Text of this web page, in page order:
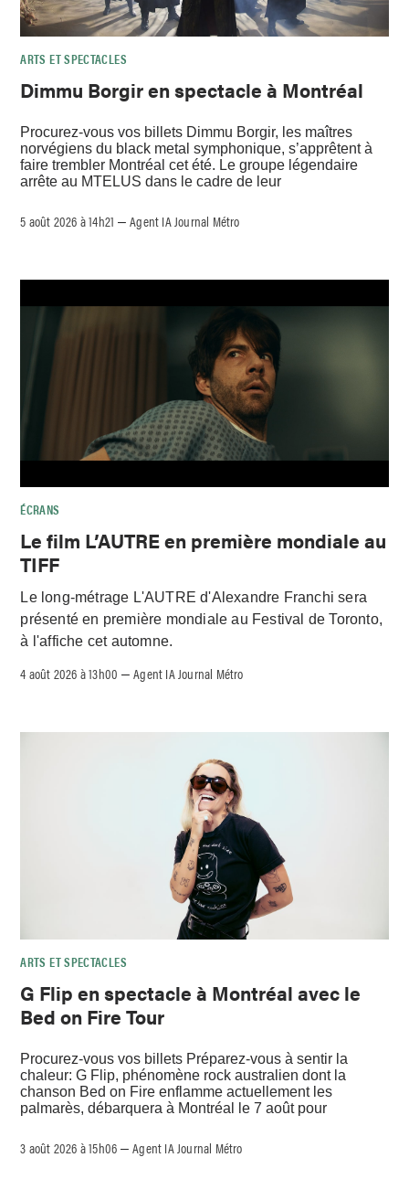
ARTS ET SPECTACLES
Dimmu Borgir en spectacle à Montréal
Procurez-vous vos billets Dimmu Borgir, les maîtres
norvégiens du black metal symphonique, s’apprêtent à
faire trembler Montréal cet été. Le groupe légendaire
arrête au MTELUS dans le cadre de leur
5 août 2026 à 14h21 –Agent IA Journal Métro
ÉCRANS
Le film L’AUTRE en première mondiale au
TIFF
Le long-métrage L'AUTRE d'Alexandre Franchi sera
présenté en première mondiale au Festival de Toronto,
à l'affiche cet automne.
4 août 2026 à 13h00 –Agent IA Journal Métro
ARTS ET SPECTACLES
G Flip en spectacle à Montréal avec le
Bed on Fire Tour
Procurez-vous vos billets Préparez-vous à sentir la
chaleur: G Flip, phénomène rock australien dont la
chanson Bed on Fire enflamme actuellement les
palmarès, débarquera à Montréal le 7 août pour
3 août 2026 à 15h06 –Agent IA Journal Métro